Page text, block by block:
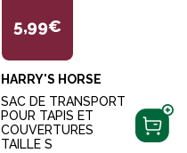
5,99€
HARRY'S HORSE
SAC DE TRANSPORT
POUR TAPIS ET
COUVERTURES
TAILLE S